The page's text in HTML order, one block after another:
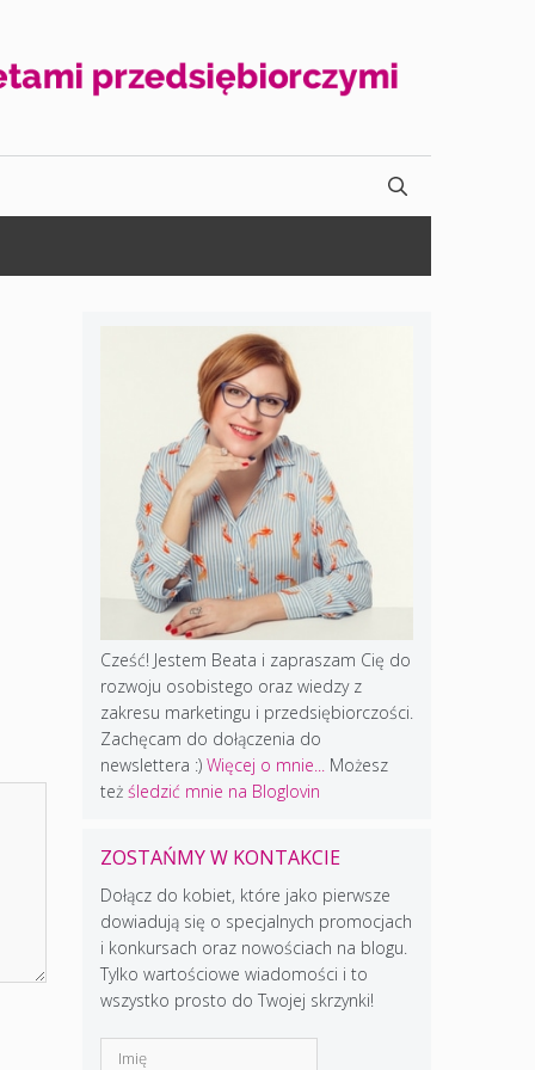
Cześć! Jestem Beata i zapraszam Cię do
rozwoju osobistego oraz wiedzy z
zakresu marketingu i przedsiębiorczości.
Zachęcam do dołączenia do
newslettera :) Więcej o mnie...
Możesz
też śledzić mnie na Bloglovin
ZOSTAŃMY W KONTAKCIE
Dołącz do kobiet, które jako pierwsze
dowiadują się o specjalnych promocjach
i konkursach oraz nowościach na blogu.
Tylko wartościowe wiadomości i to
wszystko prosto do Twojej skrzynki!